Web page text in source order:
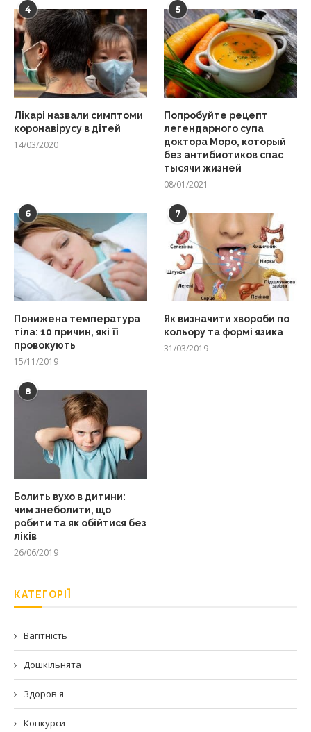
4
Лікарі назвали симптоми
коронавірусу в дітей
14/03/2020
5
Попробуйте рецепт
легендарного супа
доктора Моро, который
без антибиотиков спас
тысячи жизней
08/01/2021
6
Понижена температура
тіла: 10 причин, які її
провокують
15/11/2019
7
Як визначити хвороби по
кольору та формі язика
31/03/2019
8
Болить вухо в дитини:
чим знеболити, що
робити та як обійтися без
ліків
26/06/2019
КАТЕГОРІЇ
Вагітність
Дошкільнята
Здоров'я
Конкурси